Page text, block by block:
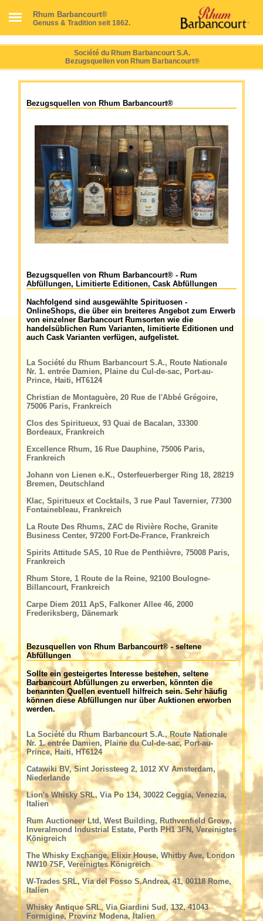
Rhum Barbancourt®
Genuss & Tradition seit 1862.
Société du Rhum Barbancourt S.A.
Bezugsquellen von Rhum Barbancourt®
Bezugsquellen von Rhum Barbancourt®
Bezugsquellen von Rhum Barbancourt® - Rum
Abfüllungen, Limitierte Editionen, Cask Abfüllungen
Nachfolgend sind ausgewählte Spirituosen -
OnlineShops, die über ein breiteres Angebot zum Erwerb
von einzelner Barbancourt Rumsorten wie die
handelsüblichen Rum Varianten, limitierte Editionen und
auch Cask Varianten verfügen, aufgelistet.
La Société du Rhum Barbancourt S.A., Route Nationale
Nr. 1. entrée Damien, Plaine du Cul-de-sac, Port-au-
Prince, Haiti, HT6124
Christian de Montaguère, 20 Rue de l'Abbé Grégoire,
75006 Paris, Frankreich
Clos des Spiritueux, 93 Quai de Bacalan, 33300
Bordeaux, Frankreich
Excellence Rhum, 16 Rue Dauphine, 75006 Paris,
Frankreich
Johann von Lienen e.K., Osterfeuerberger Ring 18, 28219
Bremen, Deutschland
Klac, Spiritueux et Cocktails, 3 rue Paul Tavernier, 77300
Fontainebleau, Frankreich
La Route Des Rhums, ZAC de Rivière Roche, Granite
Business Center, 97200 Fort-De-France, Frankreich
Spirits Attitude SAS, 10 Rue de Penthièvre, 75008 Paris,
Frankreich
Rhum Store, 1 Route de la Reine, 92100 Boulogne-
Billancourt, Frankreich
Carpe Diem 2011 ApS, Falkoner Allee 46, 2000
Frederiksberg, Dänemark
Bezusquellen von Rhum Barbancourt® - seltene
Abfüllungen
Sollte ein gesteigertes Interesse bestehen, seltene
Barbancourt Abfüllungen zu erwerben, könnten die
benannten Quellen eventuell hilfreich sein. Sehr häufig
können diese Abfüllungen nur über Auktionen erworben
werden.
La Société du Rhum Barbancourt S.A., Route Nationale
Nr. 1. entrée Damien, Plaine du Cul-de-sac, Port-au-
Prince, Haiti, HT6124
Catawiki BV, Sint Jorissteeg 2, 1012 XV Amsterdam,
Niederlande
Lion's Whisky SRL, Via Po 134, 30022 Ceggia, Venezia,
Italien
Rum Auctioneer Ltd, West Building, Ruthvenfield Grove,
Inveralmond Industrial Estate, Perth PH1 3FN, Vereinigtes
Königreich
The Whisky Exchange, Elixir House, Whitby Ave, London
NW10 7SF, Vereinigtes Königreich
W-Trades SRL, Via del Fosso S.Andrea, 41, 00118 Rome,
Italien
Whisky Antique SRL, Via Giardini Sud, 132, 41043
Formigine, Provinz Modena, Italien